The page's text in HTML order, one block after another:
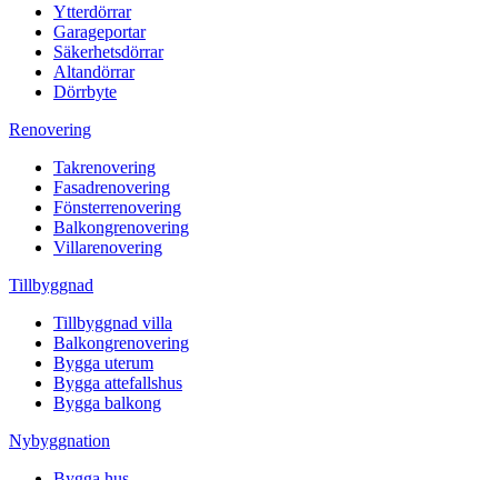
Ytterdörrar
Garageportar
Säkerhetsdörrar
Altandörrar
Dörrbyte
Renovering
Takrenovering
Fasadrenovering
Fönsterrenovering
Balkongrenovering
Villarenovering
Tillbyggnad
Tillbyggnad villa
Balkongrenovering
Bygga uterum
Bygga attefallshus
Bygga balkong
Nybyggnation